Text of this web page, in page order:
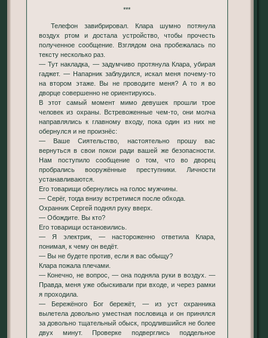
***
Телефон завибрировал. Клара шумно потянула
воздух ртом и достала устройство, чтобы прочесть
полученное сообщение. Взглядом она пробежалась по
тексту несколько раз.
— Тут накладка, — задумчиво протянула Клара, убирая
гаджет. — Напарник заблудился, искал меня почему-то
на втором этаже. Вы не проводите меня? А то я во
дворце совершенно не ориентируюсь.
В этот самый момент мимо девушек прошли трое
человек из охраны. Встревоженные чем-то, они молча
направлялись к главному входу, пока один из них не
обернулся и не произнёс:
— Ваше Сиятельство, настоятельно прошу вас
вернуться в свои покои ради вашей же безопасности.
Нам поступило сообщение о том, что во дворец
пробрались вооружённые преступники. Личности
устанавливаются.
Его товарищи обернулись на голос мужчины.
— Серёг, тогда внизу встретимся после обхода.
Охранник Сергей поднял руку вверх.
— Обождите. Вы кто?
Его товарищи остановились.
— Я электрик, — настороженно ответила Клара,
понимая, к чему он ведёт.
— Вы не будете против, если я вас обыщу?
Клара пожала плечами.
— Конечно, не вопрос, — она подняла руки в воздух. —
Правда, меня уже обыскивали при входе, и через рамки
я проходила.
— Бережёного Бог бережёт, — из уст охранника
вылетела довольно уместная пословица и он принялся
за довольно тщательный обыск, продлившийся не более
двух минут. Проверке подверглись поддельное